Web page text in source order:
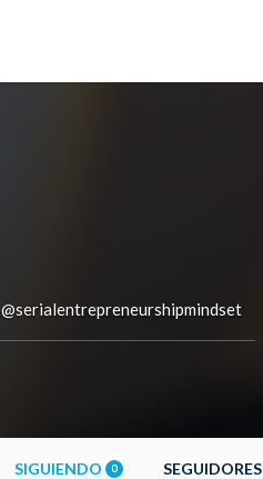
@serialentrepreneurshipmindset
SIGUIENDO 0 SEGUIDORES